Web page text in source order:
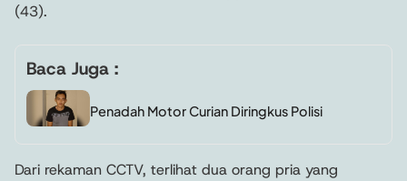
(43).
Baca Juga :
Penadah Motor Curian Diringkus Polisi
Dari rekaman CCTV, terlihat dua orang pria yang